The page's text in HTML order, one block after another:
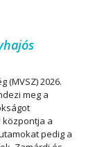
(MVSZ) 2026.
meg a
a
pedig a